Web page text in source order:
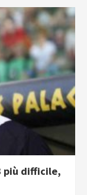
più difficile,